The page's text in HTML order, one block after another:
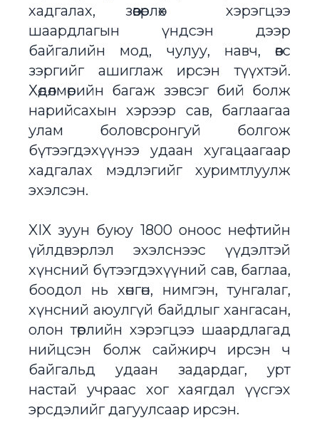
хадгалах, зөөвөрлөх хэрэгцээ
шаардлагын үндсэн дээр
байгалийн мод, чулуу, навч, өвс
зэргийг ашиглаж ирсэн түүхтэй.
Хөдөлмөрийн багаж зэвсэг бий болж
нарийсахын хэрээр сав, баглаагаа
улам боловсронгуй болгож
бүтээгдэхүүнээ удаан хугацаагаар
хадгалах мэдлэгийг хуримтлуулж
эхэлсэн.
XIX зуун буюу 1800 оноос нефтийн
үйлдвэрлэл эхэлснээс үүдэлтэй
хүнсний бүтээгдэхүүний сав, баглаа,
боодол нь хөнгөн, нимгэн, тунгалаг,
хүнсний аюулгүй байдлыг хангасан,
олон төрлийн хэрэгцээ шаардлагад
нийцсэн болж сайжирч ирсэн ч
байгальд удаан задардаг, урт
настай учраас хог хаягдал үүсгэх
эрсдэлийг дагуулсаар ирсэн.